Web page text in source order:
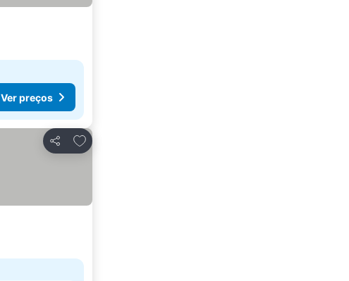
Ver preços
Partilhar
Adicionar aos favoritos